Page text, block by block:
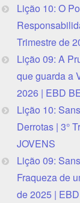
Lição 10: O
Trimestre de
Lição 09: A
que guarda a
2026 | EBD
Lição 10:
Derrotas | 3°
JOVENS
Lição 09:
Fraqueza de
de 2025 |